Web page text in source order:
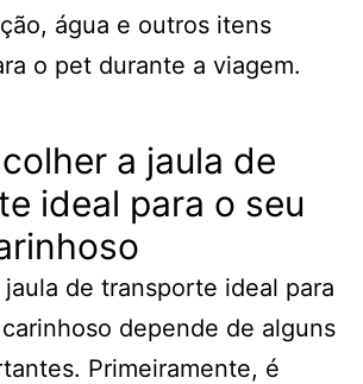
água e outros itens
o pet durante a viagem.
a jaula de
ideal para o seu
de transporte ideal para
depende de alguns
Primeiramente, é